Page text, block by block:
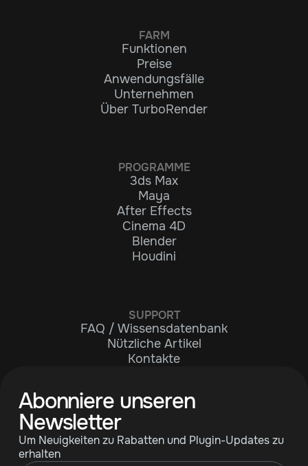
FARM
Funktionen
Preise
Anwendungsfälle
Unternehmen
Über TurboRender
PROGRAMME
3ds Max
Maya
After Effects
Cinema 4D
Blender
Houdini
SUPPORT
FAQ / Wissensdatenbank
Nützliche Artikel
Kontakte
Abonniere unseren
Newsletter
Um Neuigkeiten zu Rabatten und Plugin-Updates zu
erhalten